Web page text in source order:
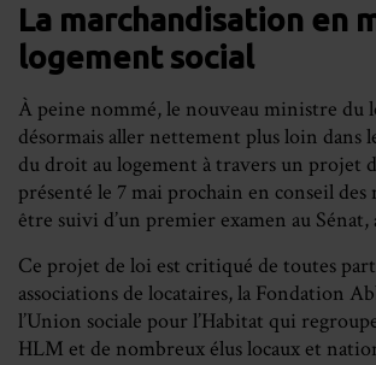
La marchandisation en
logement social
À peine nommé, le nouveau ministre du
désormais aller nettement plusloin dans
du droit au logement à travers un projet
présenté le 7 mai prochain en conseil
être suivi d’un premier examen au Sénat,
Ce projet de loi est critiqué de toutes
associations de locataires, la Fondation
l’Union sociale pour l’Habitat qui
HLM et de nombreux élus locaux et